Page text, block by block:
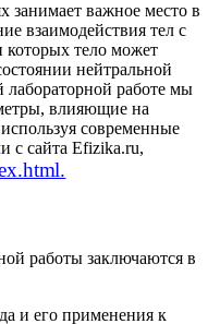
занимает важное место в
взаимодействия тел с
которых тело может
нейтральной
лабораторной работе мы
влияющие на
современные
с сайта Efizika.ru,
работы заключаются в
и его применения к